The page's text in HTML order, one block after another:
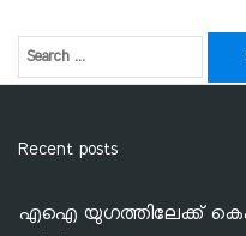
Recent posts
എഐ യുഗത്തിലേക്ക്